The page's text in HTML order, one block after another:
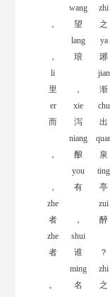
，
wang
望
zhi
之
，
lang
琅
ya
琊
li
里
，
jian
渐
er
而
xie
泻
chu
出
，
niang
酿
泉
，
you
有
ting
亭
zhe
者
，
zui
醉
zhe
者
shui
谁
？
。
ming
名
zhi
之